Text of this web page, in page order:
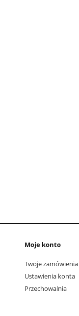
Moje konto
Twoje zamówienia
Ustawienia konta
Przechowalnia